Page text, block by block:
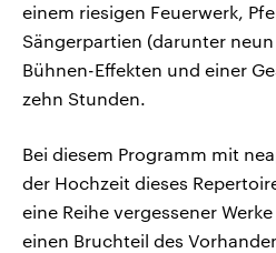
einem riesigen Feuerwerk,
Sängerpartien (darunter
Bühnen-Effekten und einer
zehn Stunden.
Bei diesem Programm mit
der Hochzeit dieses
eine Reihe vergessener
einen Bruchteil des